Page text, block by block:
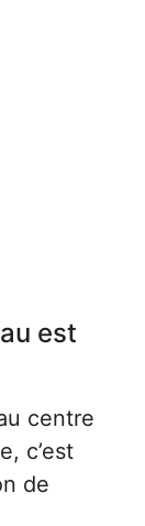
est
centre
c’est
de